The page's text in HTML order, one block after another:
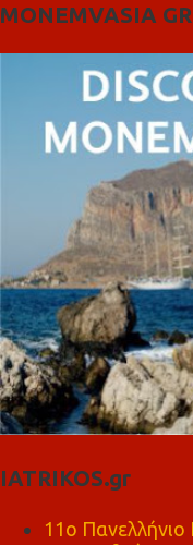
MONEMVASIA
IATRIKOS.gr
11ο